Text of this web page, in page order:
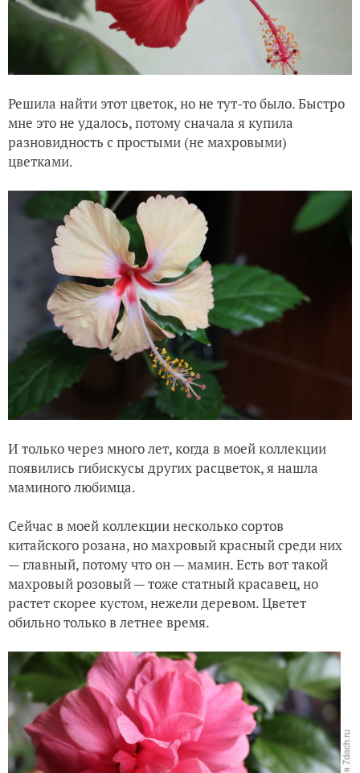
Решила найти этот цветок, но не тут-то было. Быстро
мне это не удалось, потому сначала я купила
разновидность с простыми (не махровыми)
цветками.
И только через много лет, когда в моей коллекции
появились гибискусы других расцветок, я нашла
маминого любимца.
Сейчас в моей коллекции несколько сортов
китайского розана, но махровый красный среди них
— главный, потому что он — мамин. Есть вот такой
махровый розовый — тоже статный красавец, но
растет скорее кустом, нежели деревом. Цветет
обильно только в летнее время.